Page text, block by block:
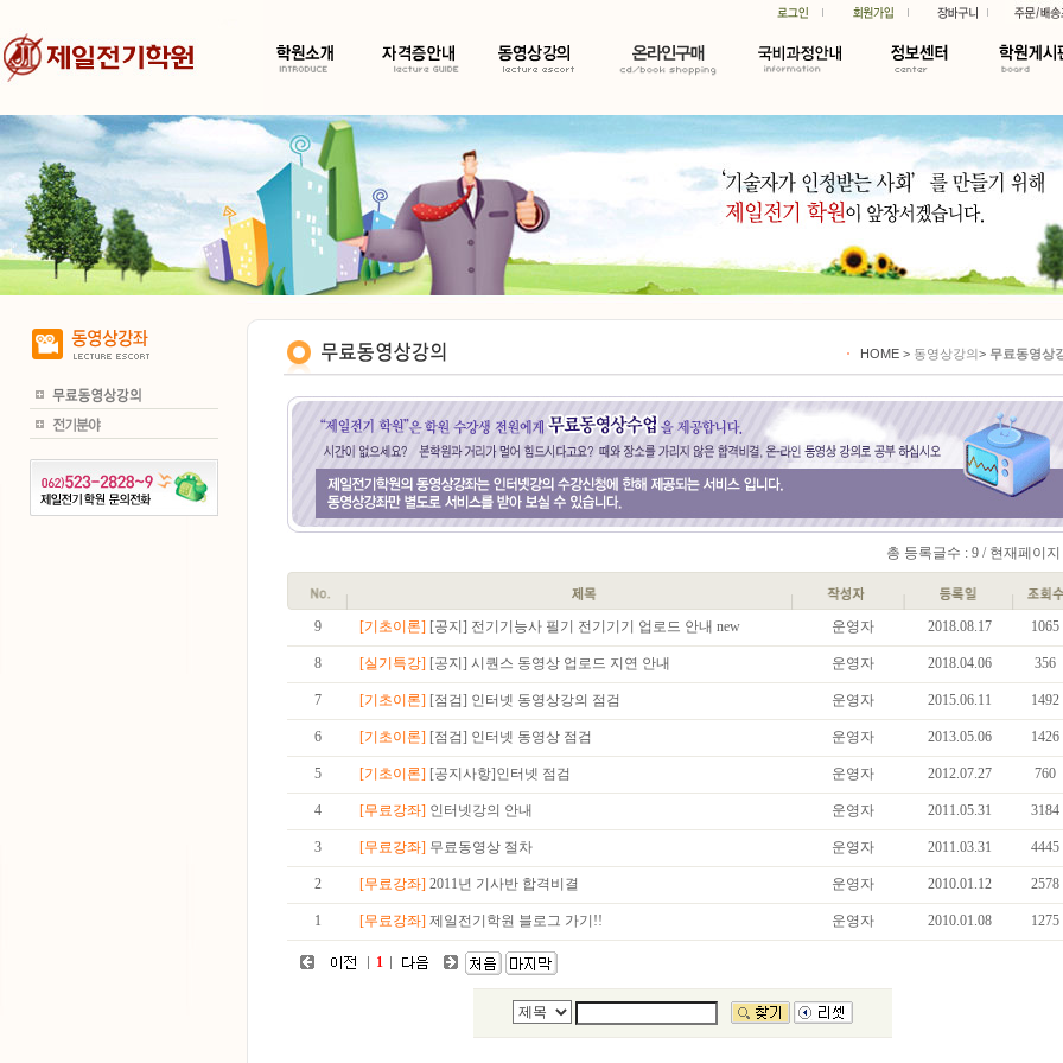
HOME > 동영상강의> 무료동영상
총 등록글수 : 9 / 현재페이지
9 [기초이론] [공지] 전기기능사 필기 전기기기 업로드 안내 new 운영자 2018.08.17 1065
8 [실기특강] [공지] 시퀀스 동영상 업로드 지연 안내 운영자 2018.04.06 356
7 [기초이론] [점검] 인터넷 동영상강의 점검 운영자 2015.06.11 1492
6 [기초이론] [점검] 인터넷 동영상 점검 운영자 2013.05.06 1426
5 [기초이론] [공지사항]인터넷 점검 운영자 2012.07.27 760
4 [무료강좌] 인터넷강의 안내 운영자 2011.05.31 3184
3 [무료강좌] 무료동영상 절차 운영자 2011.03.31 4445
2 [무료강좌] 2011년 기사반 합격비결 운영자 2010.01.12 2578
1 [무료강좌] 제일전기학원 블로그 가기!! 운영자 2010.01.08 1275
1